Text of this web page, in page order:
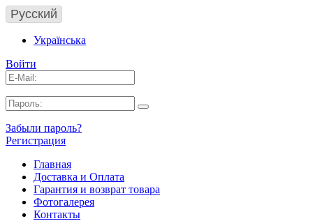
Русский
Українська
Войти
Забыли пароль?
Регистрация
Главная
Доставка и Оплата
Гарантия и возврат товара
Фотогалерея
Контакты